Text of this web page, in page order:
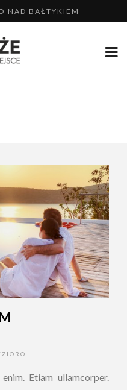
NAD BAŁTYKIEM
Z RODZINĄ...
NAD MORZEM
Etiam ullamcorper.